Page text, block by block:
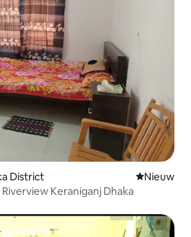
District Nieuwe
Nieuw
Keraniganj Dhaka